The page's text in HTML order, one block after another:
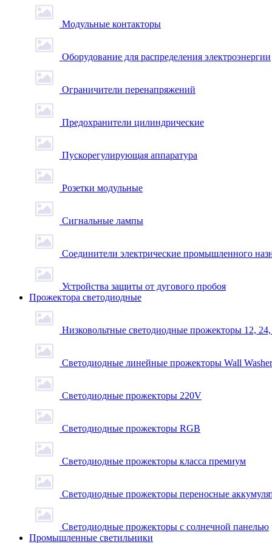
Модульные контакторы
Оборудование для распределения электроэнергии
Ограничители перенапряжений
Предохранители цилиндрические
Пускорегулирующая аппаратура
Розетки модульные
Сигнальные лампы
Соединители электрические промышленного
Устройства защиты от дугового пробоя
Прожектора светодиодные
Низковольтные светодиодные прожекторы 12,
Светодиодные линейные прожекторы Wall Washer
Светодиодные прожекторы 220V
Светодиодные прожекторы RGB
Светодиодные прожекторы класса премиум
Светодиодные прожекторы переносные
Светодиодные прожекторы с солнечной панелью
Промышленные светильники